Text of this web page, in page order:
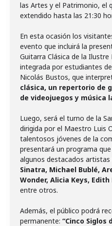
las Artes y el Patrimonio, el
extendido hasta las 21:30
En esta ocasión los
evento que incluirá la
Guitarra Clásica de la
integrada por estudiantes
Nicolás Bustos, que
clásica, un repertorio de
de videojuegos y música
Luego, será el turno de la
dirigida por el Maestro Luis
talentosos jóvenes de la
presentará un programa
algunos destacados
Sinatra, Michael Bublé,
Wonder, Alicia Keys,
entre otros.
Además, el público podrá
permanente: “Cinco Siglos